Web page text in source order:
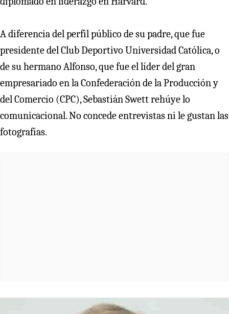
A diferencia del perfil público de su padre, que fue
presidente del Club Deportivo Universidad Católica, o
de su hermano Alfonso, que fue el líder del gran
empresariado en la Confederación de la Producción y
del Comercio (CPC), Sebastián Swett rehúye lo
comunicacional. No concede entrevistas ni le gustan las
fotografías.